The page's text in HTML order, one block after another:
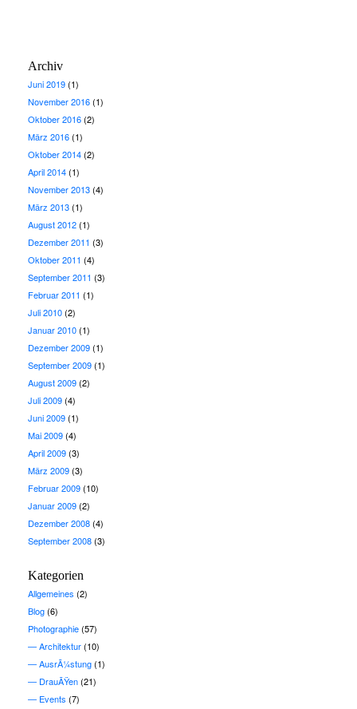
Archiv
Juni 2019(1)
November 2016(1)
Oktober 2016(2)
März 2016(1)
Oktober 2014(2)
April 2014(1)
November 2013(4)
März 2013(1)
August 2012(1)
Dezember 2011 (3)
Oktober 2011 (4)
September 2011 (3)
Februar 2011 (1)
Juli 2010(2)
Januar 2010(1)
Dezember 2009(1)
September 2009(1)
August 2009(2)
Juli 2009(4)
Juni 2009(1)
Mai 2009(4)
April 2009(3)
März 2009(3)
Februar 2009(10)
Januar 2009(2)
Dezember 2008(4)
September 2008(3)
Kategorien
Allgemeines (2)
Blog(6)
Photographie(57)
Architektur(10)
AusrÃ¼stung(1)
DrauÃŸen(21)
Events (7)